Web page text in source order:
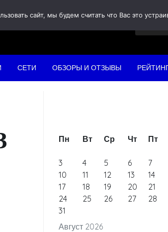
СЕТИ ОБЗОРЫ И ОТЗЫВЫ
Август 2026
Пн Вт Ср Чт Пт
3
4 5 6 7
10
11 12 13 14
17
18 19 20 21
24
25 26 27 28
31
сайт, мы будем считать что Вас это